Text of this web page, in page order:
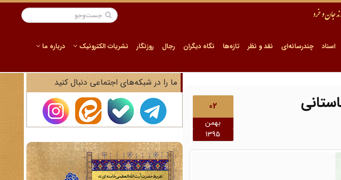
اسناد چندرسانه‌ای نقد و نظر تازه‌ها نگاه دیگران رجال روزنگار نشریات الکترونیک درباره ما
02
بهمن
1395
ما را در شبکه‌های اجتماعی دنبال کنید